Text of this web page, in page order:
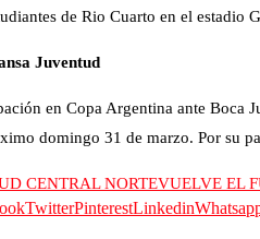
de Rio Cuarto en el
Juventud
en Copa Argentina ante Boca
domingo 31 de marzo. Por su
CENTRAL NORTEVUELVE EL
TwitterPinterestLinkedin